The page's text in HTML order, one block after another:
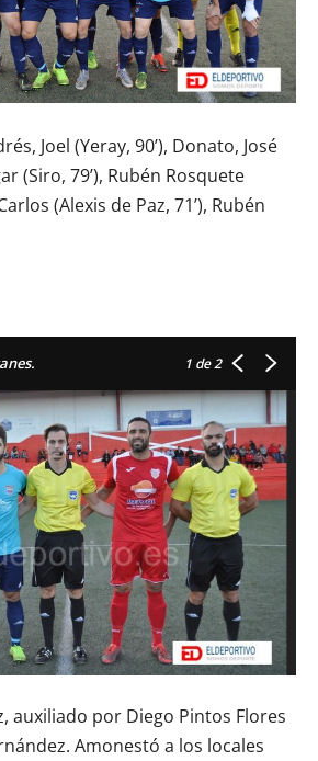
Joel (Yeray, 90’), Donato, José
(Siro, 79’), Rubén Rosquete
(Alexis de Paz, 71’), Rubén
1 de 2
auxiliado por Diego Pintos Flores
Amonestó a los locales